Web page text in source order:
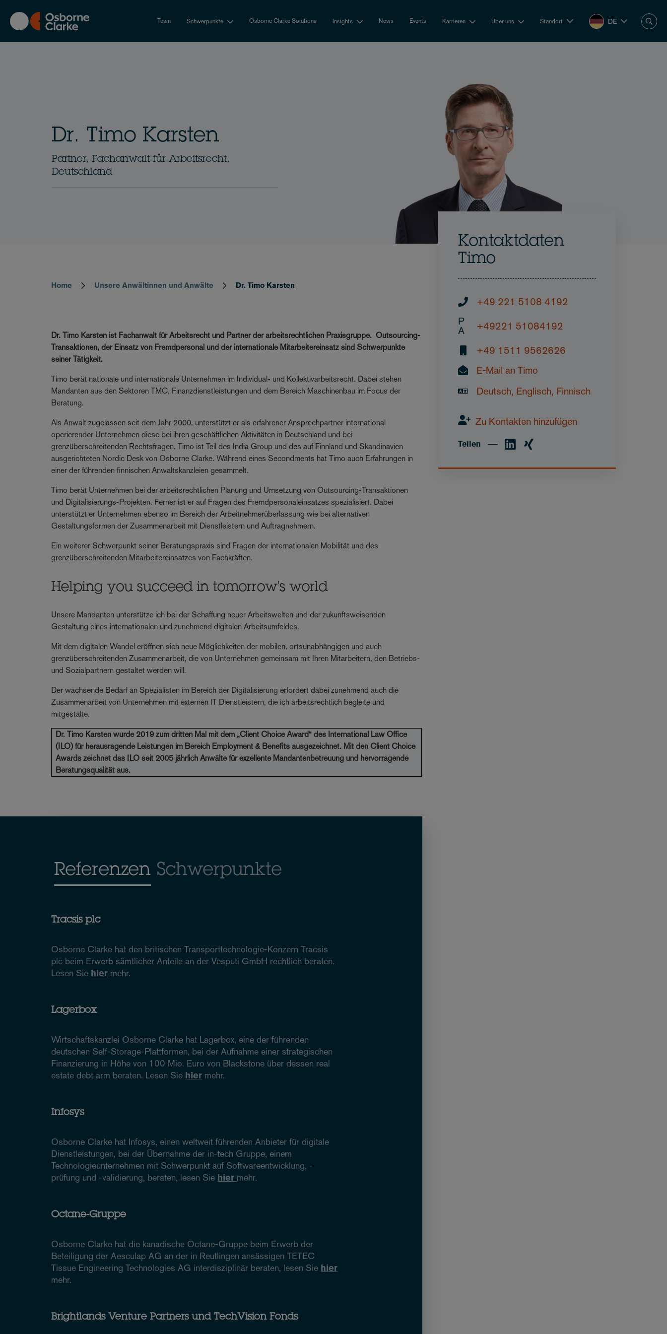
main
content
Team Schwerpunkte Osborne Clarke Solutions Insights News Events Karrieren Über uns Standort DE
Dr. Timo Karsten
Partner, Fachanwalt für Arbeitsrecht,
Deutschland
Breadcrumb
Home Unsere Anwältinnen und Anwälte Dr. Timo Karsten
Dr. Timo Karsten ist Fachanwalt für Arbeitsrecht und Partner der arbeitsrechtlichen Praxisgruppe. Outsourcing-
Transaktionen, der Einsatz von Fremdpersonal und der internationale Mitarbeitereinsatz sind Schwerpunkte
seiner Tätigkeit.
Timo berät nationale und internationale Unternehmen im Individual- und Kollektivarbeitsrecht. Dabei stehen
Mandanten aus den Sektoren TMC, Finanzdienstleistungen und dem Bereich Maschinenbau im Focus der
Beratung.
Als Anwalt zugelassen seit dem Jahr 2000, unterstützt er als erfahrener Ansprechpartner international
operierender Unternehmen diese bei ihren geschäftlichen Aktivitäten in Deutschland und bei
grenzüberschreitenden Rechtsfragen. Timo ist Teil des India Group und des auf Finnland und Skandinavien
ausgerichteten Nordic Desk von Osborne Clarke. Während eines Secondments hat Timo auch Erfahrungen in
einer der führenden finnischen Anwaltskanzleien gesammelt.
Timo berät Unternehmen bei der arbeitsrechtlichen Planung und Umsetzung von Outsourcing-Transaktionen
und Digitalisierungs-Projekten. Ferner ist er auf Fragen des Fremdpersonaleinsatzes spezialisiert. Dabei
unterstützt er Unternehmen ebenso im Bereich der Arbeitnehmerüberlassung wie bei alternativen
Gestaltungsformen der Zusammenarbeit mit Dienstleistern und Auftragnehmern.
Ein weiterer Schwerpunkt seiner Beratungspraxis sind Fragen der internationalen Mobilität und des
grenzüberschreitenden Mitarbeitereinsatzes von Fachkräften.
Helping you succeed in tomorrow's world
Unsere Mandanten unterstütze ich bei der Schaffung neuer Arbeitswelten und der zukunftsweisenden
Gestaltung eines internationalen und zunehmend digitalen Arbeitsumfeldes.
Mit dem digitalen Wandel eröffnen sich neue Möglichkeiten der mobilen, ortsunabhängigen und auch
grenzüberschreitenden Zusammenarbeit, die von Unternehmen gemeinsam mit Ihren Mitarbeitern, den Betriebs-
und Sozialpartnern gestaltet werden will.
Der wachsende Bedarf an Spezialisten im Bereich der Digitalisierung erfordert dabei zunehmend auch die
Zusammenarbeit von Unternehmen mit externen IT Dienstleistern, die ich arbeitsrechtlich begleite und
mitgestalte.
Dr. Timo Karsten wurde 2019 zum dritten Mal mit dem „Client Choice Award“ des International Law Office
(ILO) für herausragende Leistungen im Bereich Employment & Benefits ausgezeichnet. Mit den Client Choice
Awards zeichnet das ILO seit 2005 jährlich Anwälte für exzellente Mandantenbetreuung und hervorragende
Beratungsqualität aus.
Referenzen Schwerpunkte
Tracsis plc
Osborne Clarke hat den britischen Transporttechnologie-Konzern Tracsis
plc beim Erwerb sämtlicher Anteile an der Vesputi GmbH rechtlich beraten.
Lesen Sie hier mehr.
Lagerbox
Wirtschaftskanzlei Osborne Clarke hat Lagerbox, eine der führenden
deutschen Self-Storage-Plattformen, bei der Aufnahme einer strategischen
Finanzierung in Höhe von 100 Mio. Euro von Blackstone über dessen real
estate debt arm beraten. Lesen Sie hier mehr.
Infosys
Osborne Clarke hat Infosys, einen weltweit führenden Anbieter für digitale
Dienstleistungen, bei der Übernahme der in-tech Gruppe, einem
Technologieunternehmen mit Schwerpunkt auf Softwareentwicklung, -
prüfung und -validierung, beraten, lesen Sie hier mehr.
Octane-Gruppe
Osborne Clarke hat die kanadische Octane-Gruppe beim Erwerb der
Beteiligung der Aesculap AG an der in Reutlingen ansässigen TETEC
Tissue Engineering Technologies AG interdisziplinär beraten, lesen Sie hier
mehr.
Brightlands Venture Partners und TechVision Fonds
Kontaktdaten
Timo
+49 221 5108 4192
P
A +49221 51084192
+49 1511 9562626
E-Mail an Timo
Deutsch, Englisch, Finnisch
Zu Kontakten hinzufügen
Teilen